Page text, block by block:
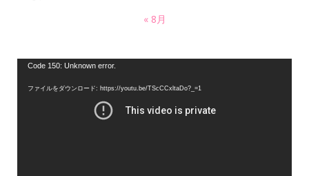
« 8月
Code 150: Unknown error.
ファイルをダウンロード: https://youtu.be/TScCCxltaDo?_=1